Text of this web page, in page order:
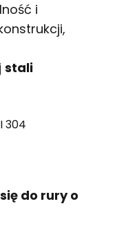
i
stali
304
do rury o